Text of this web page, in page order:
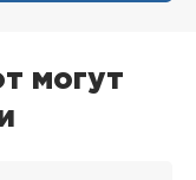
могут